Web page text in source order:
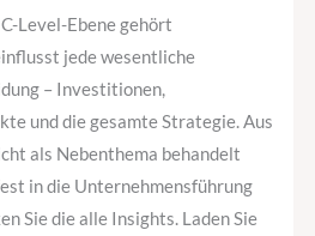
Level-Ebene gehört
jede wesentliche
– Investitionen,
und die gesamte Strategie. Aus
als Nebenthema behandelt
in die Unternehmensführung
Sie die alle Insights. Laden Sie